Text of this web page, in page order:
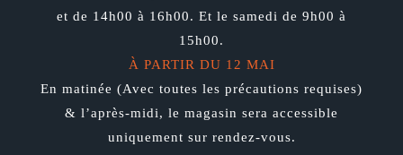
et de 14h00 à 16h00. Et le samedi de 9h00 à
15h00.
À PARTIR DU 12 MAI
En matinée (Avec toutes les précautions requises)
& l’après-midi, le magasin sera accessible
uniquement sur rendez-vous.